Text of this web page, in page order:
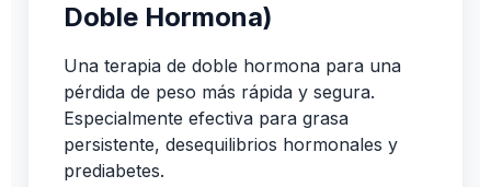
Doble Hormona)
Una terapia de doble hormona para una
pérdida de peso más rápida y segura.
Especialmente efectiva para grasa
persistente, desequilibrios hormonales y
prediabetes.